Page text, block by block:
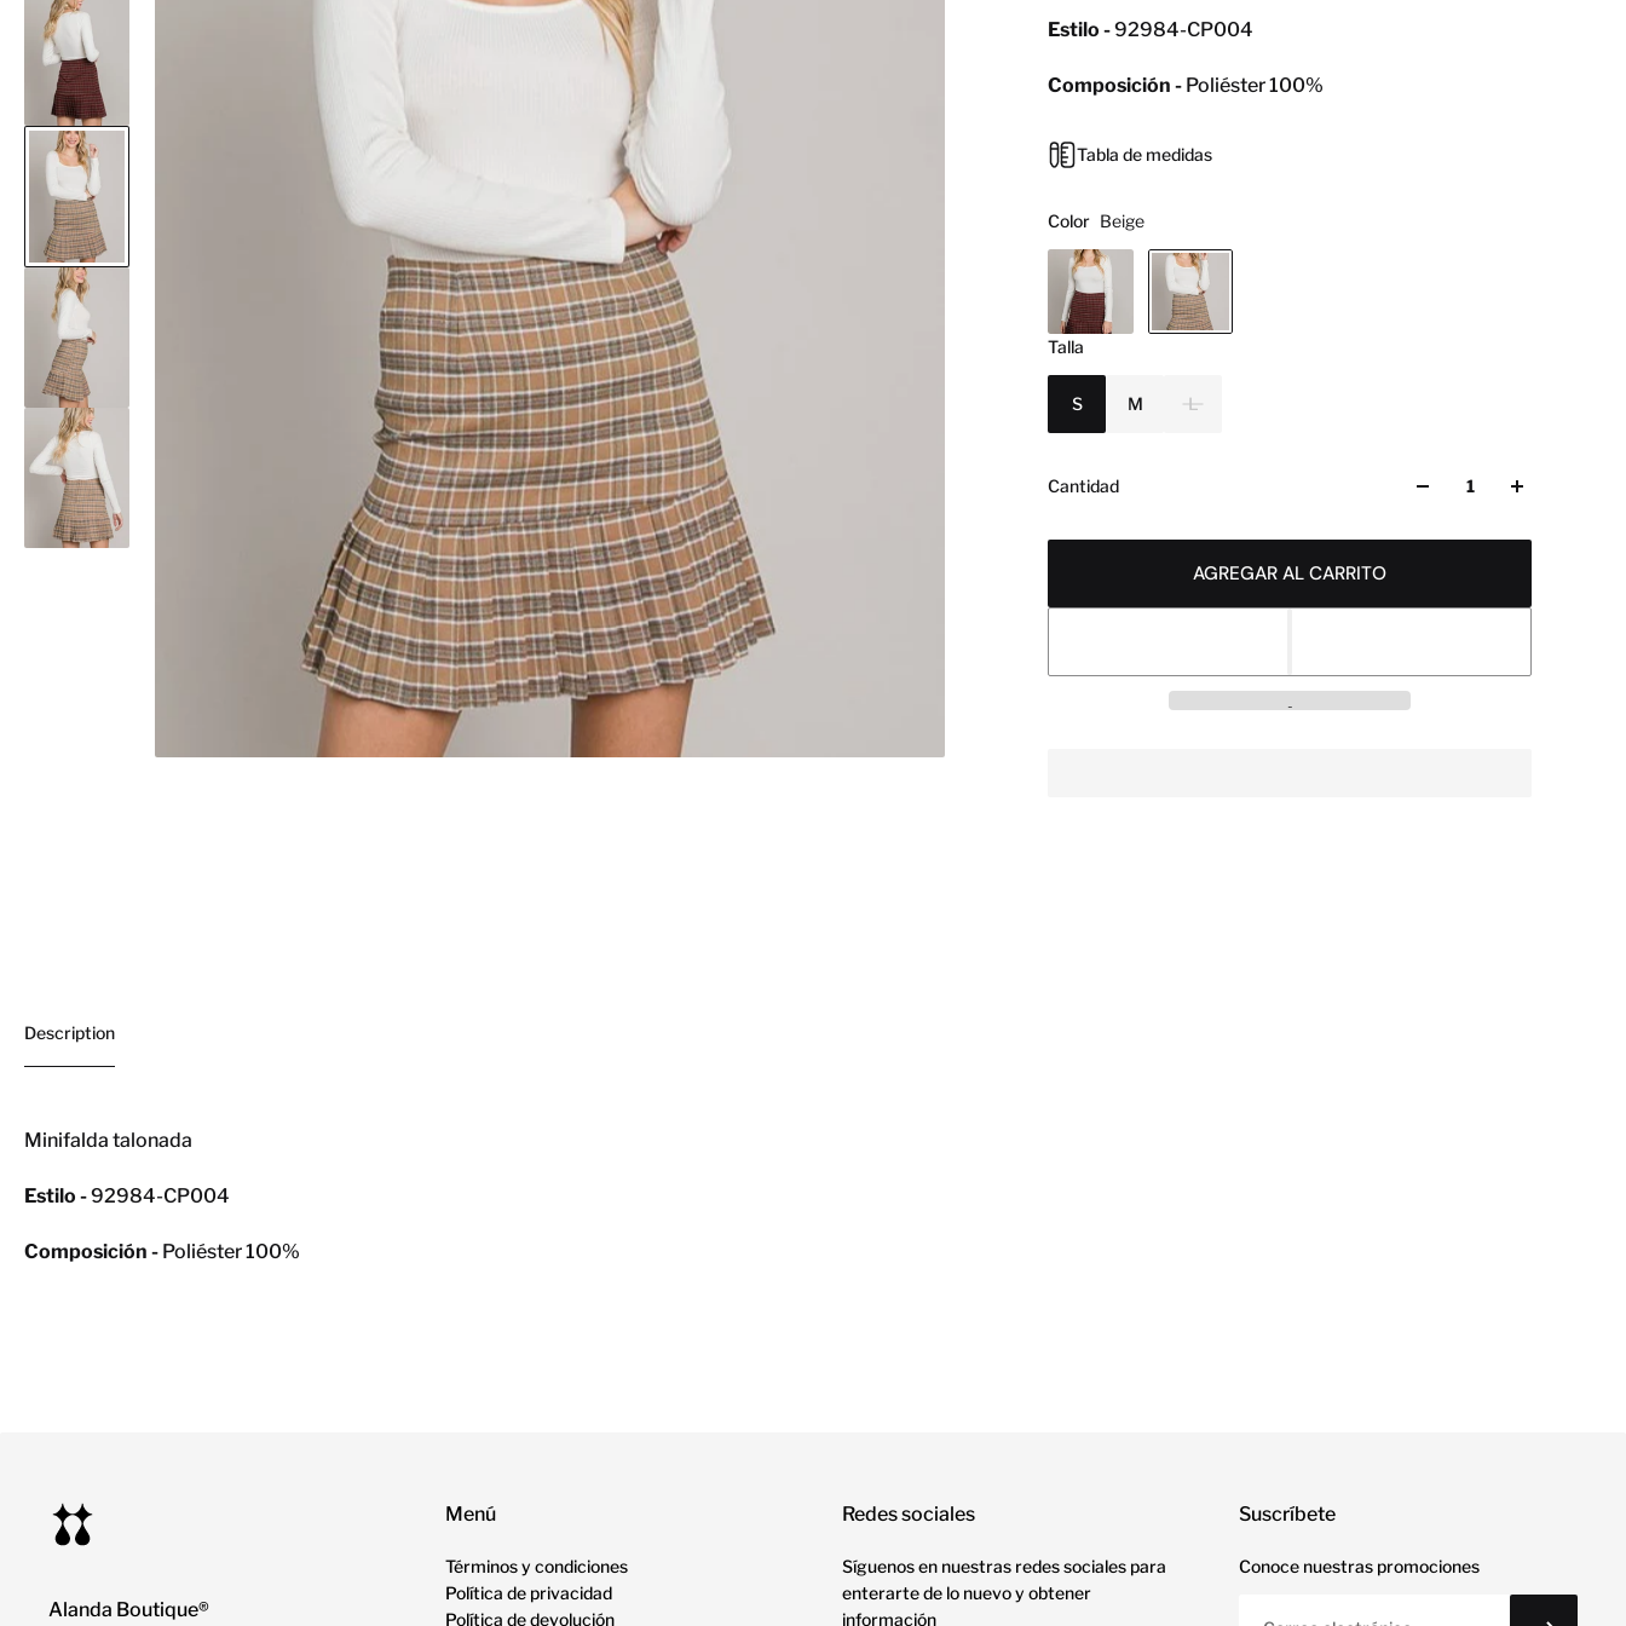
Estilo -92984-CP004
Composición - Poliéster 100%
Tabla de medidas
Color Beige
Talla
S M L
Cantidad
AGREGAR AL CARRITO
Description
Minifalda talonada
Estilo -92984-CP004
Composición - Poliéster 100%
Alanda Boutique®
Menú
Términos y condiciones
Política de privacidad
Política de devolución
Redes sociales
Síguenos en nuestras redes sociales para
enterarte de lo nuevo y obtener
información
Suscríbete
Conoce nuestras promociones